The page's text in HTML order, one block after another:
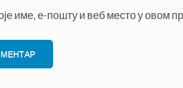
име, е-пошту и веб место у овом